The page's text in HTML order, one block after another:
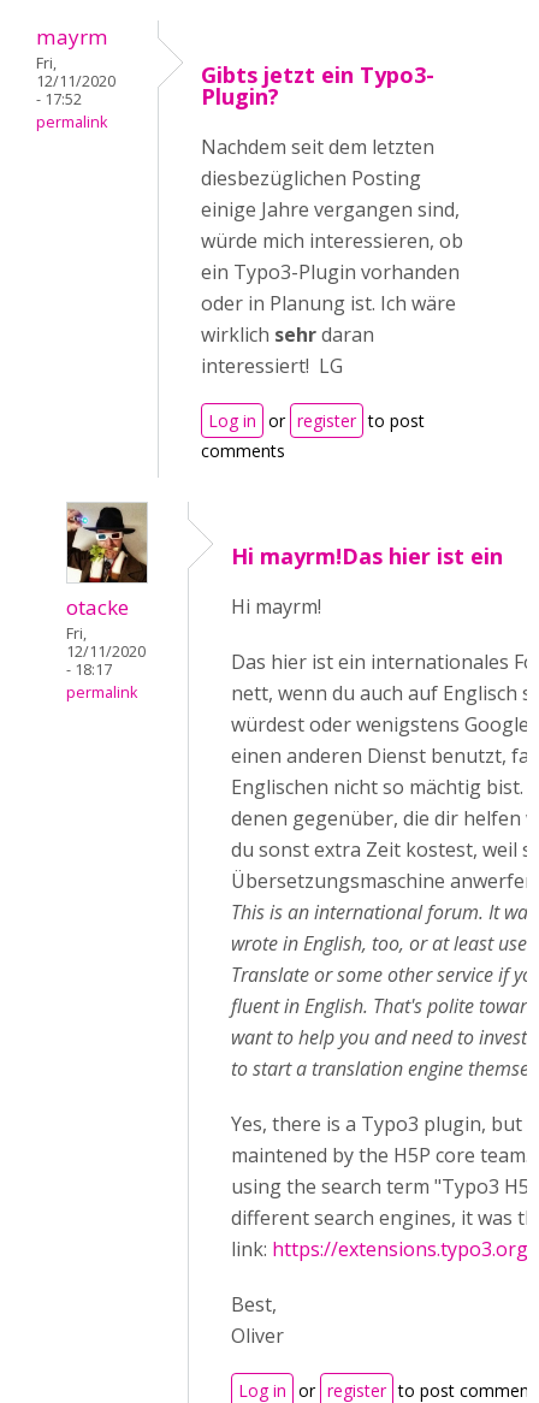
mayrm
Fri,
12/11/2020
- 17:52
permalink
Gibts jetzt ein Typo3-
Plugin?
Nachdem seit dem letzten
diesbezüglichen Posting
einige Jahre vergangen sind,
würde mich interessieren, ob
ein Typo3-Plugin vorhanden
oder in Planung ist. Ich wäre
wirklich sehrdaran
interessiert! LG
Log in or register to post
comments
otacke
Fri,
12/11/2020
- 18:17
permalink
Hi mayrm!Das hier ist ein
Hi mayrm!
Das hier ist ein internationales
nett, wenn du auch auf Englisch
würdest oder wenigstens Google
einen anderen Dienst benutzt,
Englischen nicht so mächtig bist.
denen gegenüber, die dir helfen
du sonst extra Zeit kostest, weil
Übersetzungsmaschine
This is an international forum. It
wrote in English, too, or at least
Translate or some other service if
fluent in English. That's polite
want to help you and need to invest
to start a translation engine
Yes, there is a Typo3 plugin, but
maintened by the H5P core team.
using the search term "Typo3
different search engines, it was
link: https://
Best,
Oliver
Log in or register to post